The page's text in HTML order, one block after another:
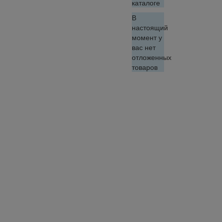
каталоге
В
настоящий
момент у
вас нет
отложенных
товаров